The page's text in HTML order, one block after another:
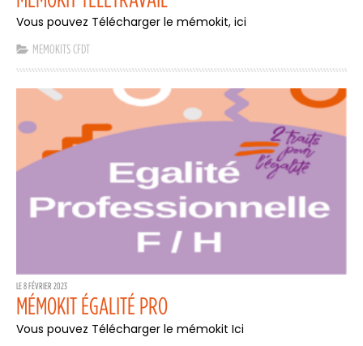
Vous pouvez Télécharger le mémokit, ici
MEMOKITS CFDT
LE 8 FÉVRIER 2023
MÉMOKIT ÉGALITÉ PRO
Vous pouvez Télécharger le mémokit Ici